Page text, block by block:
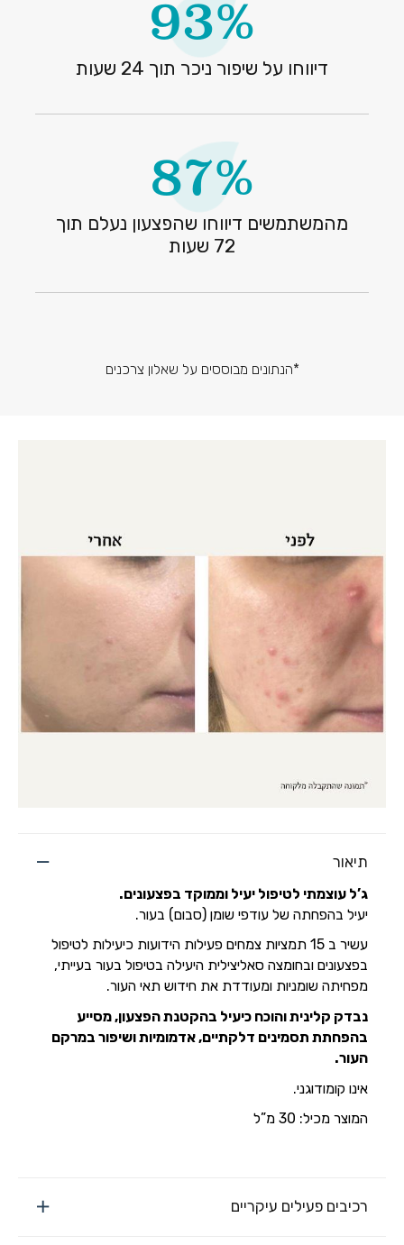
93%
דיווחו על שיפור ניכר תוך 24 שעות
87%
מהמשתמשים דיווחו שהפצעון נעלם תוך
72 שעות
*הנתונים מבוססים על שאלון צרכנים
תיאור
ג’ל עוצמתי לטיפול יעיל וממוקד בפצעונים.
יעיל בהפחתה של עודפי שומן (סבום) בעור.
עשיר ב 15 תמציות צמחים פעילות הידועות כיעילות לטיפול
בפצעונים ובחומצה סאליצילית היעילה בטיפול בעור בעייתי,
מפחיתה שומניות ומעודדת את חידוש תאי העור.
נבדק קלינית והוכח כיעיל בהקטנת הפצעון, מסייע
בהפחתת תסמינים דלקתיים, אדמומיות ושיפור במרקם
העור.
אינו קומודוגני.
המוצר מכיל: 30 מ”ל
רכיבים פעילים עיקריים